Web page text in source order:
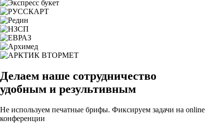
Делаем наше сотрудничество
удобным и результивным
Не используем печатные брифы. Фиксируем задачи на online
конференции